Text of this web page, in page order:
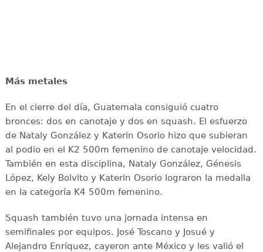
Más metales
En el cierre del día, Guatemala consiguió cuatro
bronces: dos en canotaje y dos en squash. El esfuerzo
de Nataly González y Katerin Osorio hizo que subieran
al podio en el K2 500m femenino de canotaje velocidad.
También en esta disciplina, Nataly González, Génesis
López, Kely Bolvito y Katerin Osorio lograron la medalla
en la categoría K4 500m femenino.
Squash también tuvo una jornada intensa en
semifinales por equipos. José Toscano y Josué y
Alejandro Enríquez, cayeron ante México y les valió el